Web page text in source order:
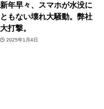
新年早々、スマホが水没に
ともない壊れ大騒動。弊社
大打撃。
2025年1月4日